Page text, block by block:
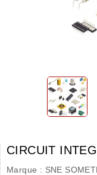
CIRCUIT
Marque : SNE